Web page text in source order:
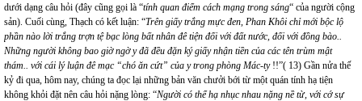
dưới dạng câu hỏi (đây cũng gọi là “tính quan điểm cách mạng trong sáng“ của người cộng
sản). Cuối cùng, Thạch có kết luận: “Trên giấy trắng mực đen, Phan Khôi chỉ mới bộc lộ
phần nào lời trắng trợn tệ bạc lòng bất nhân đê tiện đối với đất nước, đối với đồng bào..
Những người không bao giờ ngờ y đã đều đặn ký giấy nhận tiền của các tên trùm mật
thám.. với cái lý luận đê mạc “chó ăn cứt” của y trong phòng Mác-ty!!”( 13) Gần nửa thế
kỷ đi qua, hôm nay, chúng ta đọc lại những bản văn chưởi bới từ một quán tính hạ tiện
không khỏi đặt nên câu hỏi nặng lòng: “Người có thể hạ nhục nhau nặng nề từ, với cớ sự